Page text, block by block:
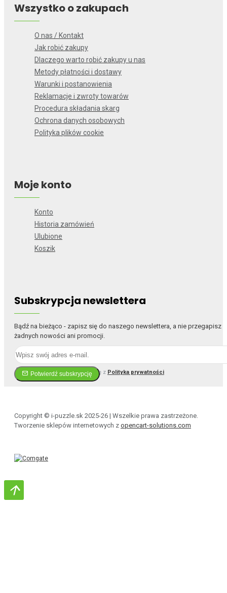
Wszystko o zakupach
O nas / Kontakt
Jak robić zakupy
Dlaczego warto robić zakupy u nas
Metody płatności i dostawy
Warunki i postanowienia
Reklamacje i zwroty towarów
Procedura składania skarg
Ochrona danych osobowych
Polityka plików cookie
Moje konto
Konto
Historia zamówień
Ulubione
Koszik
Subskrypcja newslettera
Bądź na bieżąco - zapisz się do naszego newslettera, a nie przegapisz
żadnych nowości ani promocji.
Potwierdź subskrypcję
Przeczytałem i zgadzam się z Polityka prywatności
Copyright © i-puzzle.sk 2025-26 | Wszelkie prawa zastrzeżone.
Tworzenie sklepów internetowych z opencart-solutions.com